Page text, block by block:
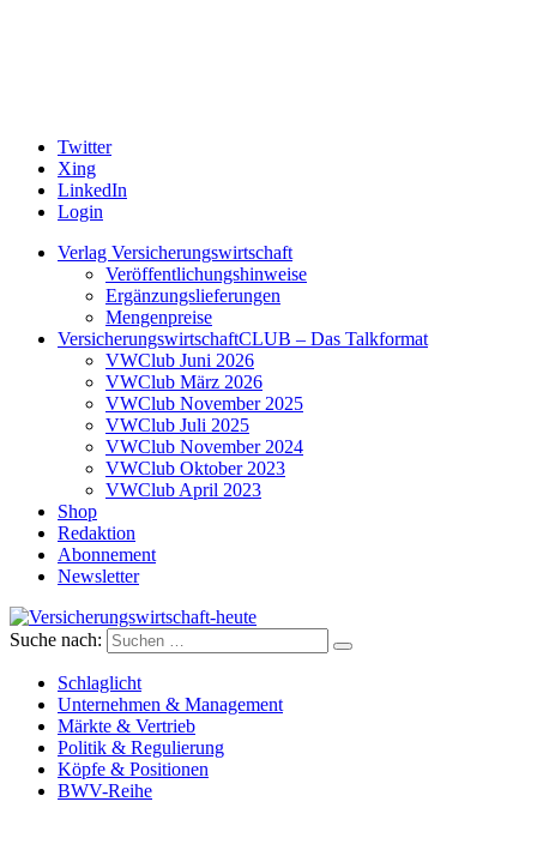
Twitter
Xing
LinkedIn
Login
Verlag Versicherungswirtschaft
Veröffentlichungshinweise
Ergänzungslieferungen
Mengenpreise
VersicherungswirtschaftCLUB – Das Talkformat
VWClub Juni 2026
VWClub März 2026
VWClub November 2025
VWClub Juli 2025
VWClub November 2024
VWClub Oktober 2023
VWClub April 2023
Shop
Redaktion
Abonnement
Newsletter
Versicherungswirtschaft-heute
Suche nach:
Schlaglicht
Unternehmen & Management
Märkte & Vertrieb
Politik & Regulierung
Köpfe & Positionen
BWV-Reihe